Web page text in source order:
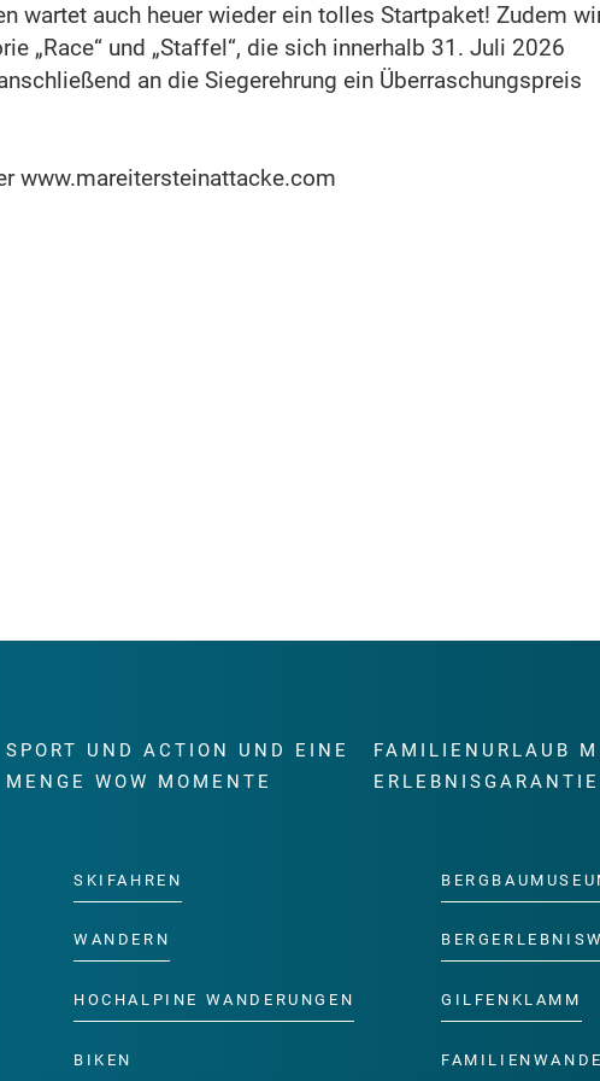
wartet auch heuer wieder ein tolles Startpaket! Zudem
„Race“ und „Staffel“, die sich innerhalb 31. Juli 2026
an die Siegerehrung ein Überraschungspreis
www.mareitersteinattacke.com
SPORT UND ACTION UND EINE
MENGE WOW MOMENTE
SKIFAHREN
WANDERN
HOCHALPINE WANDERUNGEN
BIKEN
FAMILIENURLAUB
ERLEBNISGARANTIE
GILFENKLAMM